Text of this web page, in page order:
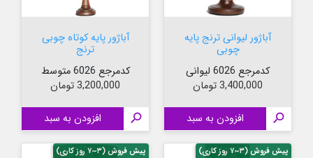
آباژور لیوانی ترنج پایه
چوبی
کدمرجع 6026 لیوانی
قیمت
3,400,000 تومان
 افزودن به سبد
آباژور پایه کوتاه چوبی
ترنج
کدمرجع 6026 متوسط
قیمت
3,200,000 تومان
 افزودن به سبد
پیش فروش (۳~۷ روز کاری) پیش فروش (۳~۷ روز کاری)